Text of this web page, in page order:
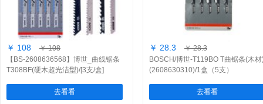
￥ 108
￥ 108
【BS-2608636568】博世_曲线锯条
T308BF(硬木超光洁型)/[3支/盒]
去看看
￥ 28.3
￥ 28.3
BOSCH/博世-T119BO T曲锯条(木
(2608630310)/1盒（5支）
去看看